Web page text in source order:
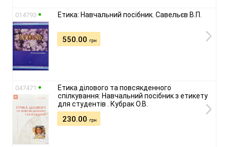
014793 Етика: Навчальний посібник. Савельєв В.П.
550.00 грн
047471
Етика ділового та повсякденного
спілкування: Навчальний посібник з етикету
для студентів . Кубрак О.В.
230.00 грн